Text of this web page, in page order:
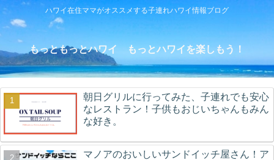
ハワイ在住ママがオススメする子連れハワイ情報ブログ
もっともっとハワイ もっとハワイを楽しもう！
朝日グリルに行ってみた、子連れでも安心
なレストラン！子供もおじいちゃんもみん
な好き。
マノアのおいしいサンドイッチ屋さん！ア